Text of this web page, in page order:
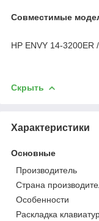
Совместимые
HP ENVY 14-3200ER
Скрыть
Характеристики
Основные
Производитель
Страна
Особенности
Раскладка